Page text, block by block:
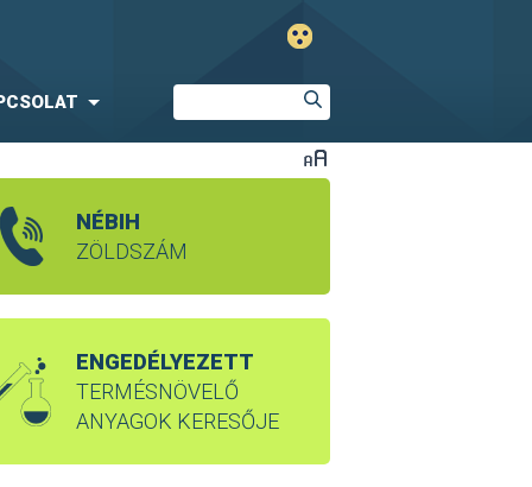
NÉBIH
ZÖLDSZÁM
ENGEDÉLYEZETT
TERMÉSNÖVELŐ
ANYAGOK KERESŐJE